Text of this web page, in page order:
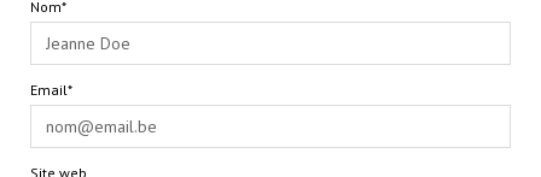
Nom*
Email*
Site web